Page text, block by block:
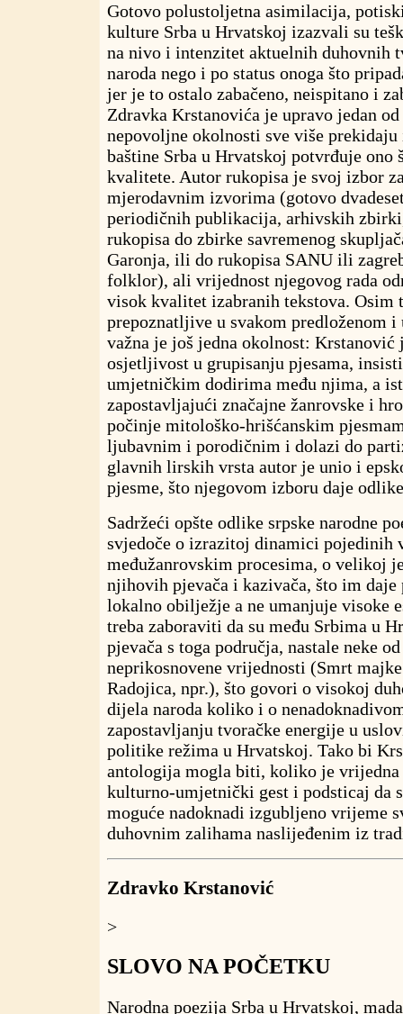
Gotovo polustoljetna asimilacija,
kulture Srba u Hrvatskoj izazvali su
na nivo i intenzitet aktuelnih duhovnih
naroda nego i po status onoga što
jer je to ostalo zabačeno, neispitano i
Zdravka Krstanovića je upravo jedan od
nepovoljne okolnosti sve više
baštine Srba u Hrvatskoj potvrđuje ono
kvalitete. Autor rukopisa je svoj izbor
mjerodavnim izvorima (gotovo
periodičnih publikacija, arhivskih
rukopisa do zbirke savremenog
Garonja, ili do rukopisa SANU ili
folklor), ali vrijednost njegovog rada
visok kvalitet izabranih tekstova. Osim
prepoznatljive u svakom predloženom i
važna je još jedna okolnost:
osjetljivost u grupisanju pjesama,
umjetničkim dodirima među njima, a
zapostavljajući značajne žanrovske i
počinje mitološko-hrišćanskim
ljubavnim i porodičnim i dolazi do
glavnih lirskih vrsta autor je unio i
pjesme, što njegovom izboru daje
Sadržeći opšte odlike srpske narodne
svjedoče o izrazitoj dinamici pojedinih
međužanrovskim procesima, o velikoj
njihovih pjevača i kazivača, što im
lokalno obilježje a ne umanjuje visoke
treba zaboraviti da su među Srbima u
pjevača s toga područja, nastale neke
neprikosnovene vrijednosti (Smrt
Radojica, npr.), što govori o visokoj
dijela naroda koliko i o
zapostavljanju tvoračke energije u
politike režima u Hrvatskoj. Tako bi
antologija mogla biti, koliko je vrijedna
kulturno-umjetnički gest i podsticaj da
moguće nadoknadi izgubljeno vrijeme
duhovnim zalihama naslijeđenim iz
Zdravko Krstanović
>
SLOVO NA POČETKU
Narodna poezija Srba u Hrvatskoj,